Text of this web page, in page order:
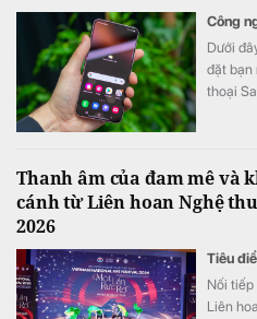
Công
Dưới
đặt bạn
thoại
Thanh âm của đam mê và
cánh từ Liên hoan Nghệ
2026
Tiêu
Nối
Liên